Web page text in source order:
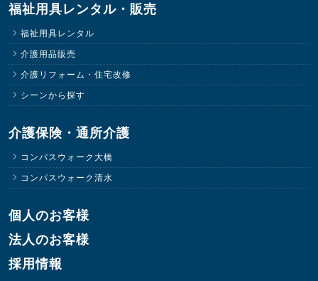
福祉用具レンタル・販売
福祉用具レンタル
介護用品販売
介護リフォーム・住宅改修
シーンから探す
介護保険・通所介護
コンパスウォーク大橋
コンパスウォーク清水
個人のお客様
法人のお客様
採用情報